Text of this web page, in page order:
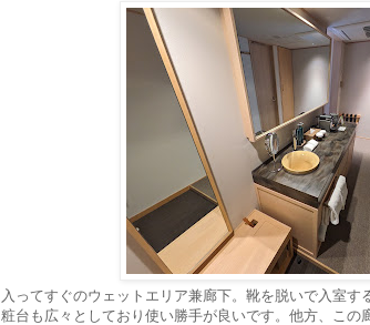
入ってすぐのウェットエリア兼廊下。靴を脱いで入室
粧台も広々としており使い勝手が良いです。他方、この